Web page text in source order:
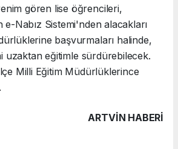
gören lise öğrencileri,
e-Nabız Sistemi'nden alacakları
başvurmaları halinde,
uzaktan eğitimle sürdürebilecek.
Milli Eğitim Müdürlüklerince
ARTVIN HABERİ